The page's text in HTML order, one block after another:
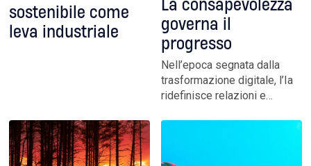
sostenibile come
leva industriale
La consapevolezza
governa il
progresso
Nell’epoca segnata dalla
trasformazione digitale, l’Ia
ridefinisce relazioni e
director customer